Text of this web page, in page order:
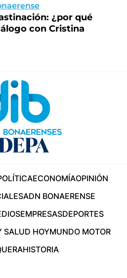
¿por qué
con Cristina
ECONOMÍAOPINIÓN
ADN BONAERENSE
EMPRESASDEPORTES
SALUD HOYMUNDO MOTOR
HISTORIA